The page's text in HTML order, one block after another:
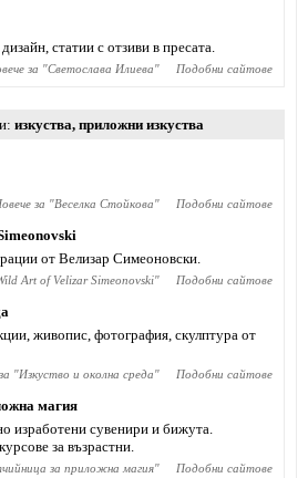
статии с отзиви в пресата.
за "Светослава Илиева" Подобни сайтове
изкуства, приложни изкуства
за "Веселка Стойкова" Подобни сайтове
от Велизар Симеоновски.
Art of Velizar Simeonovski" Подобни сайтове
живопис, фотография, скулптура от
"Изкуство и околна среда" Подобни сайтове
магия
изработени сувенири и бижута.
за възрастни.
за приложна магия" Подобни сайтове